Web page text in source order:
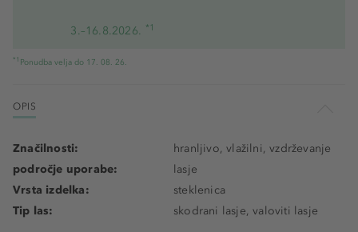
3.–16.8.2026. *1
*1 Ponudba velja do 17. 08. 26.
OPIS
Značilnosti:
hranljivo, vlažilni, vzdrževanje
področje uporabe:
lasje
Vrsta izdelka:
steklenica
Tip las:
skodrani lasje, valoviti lasje